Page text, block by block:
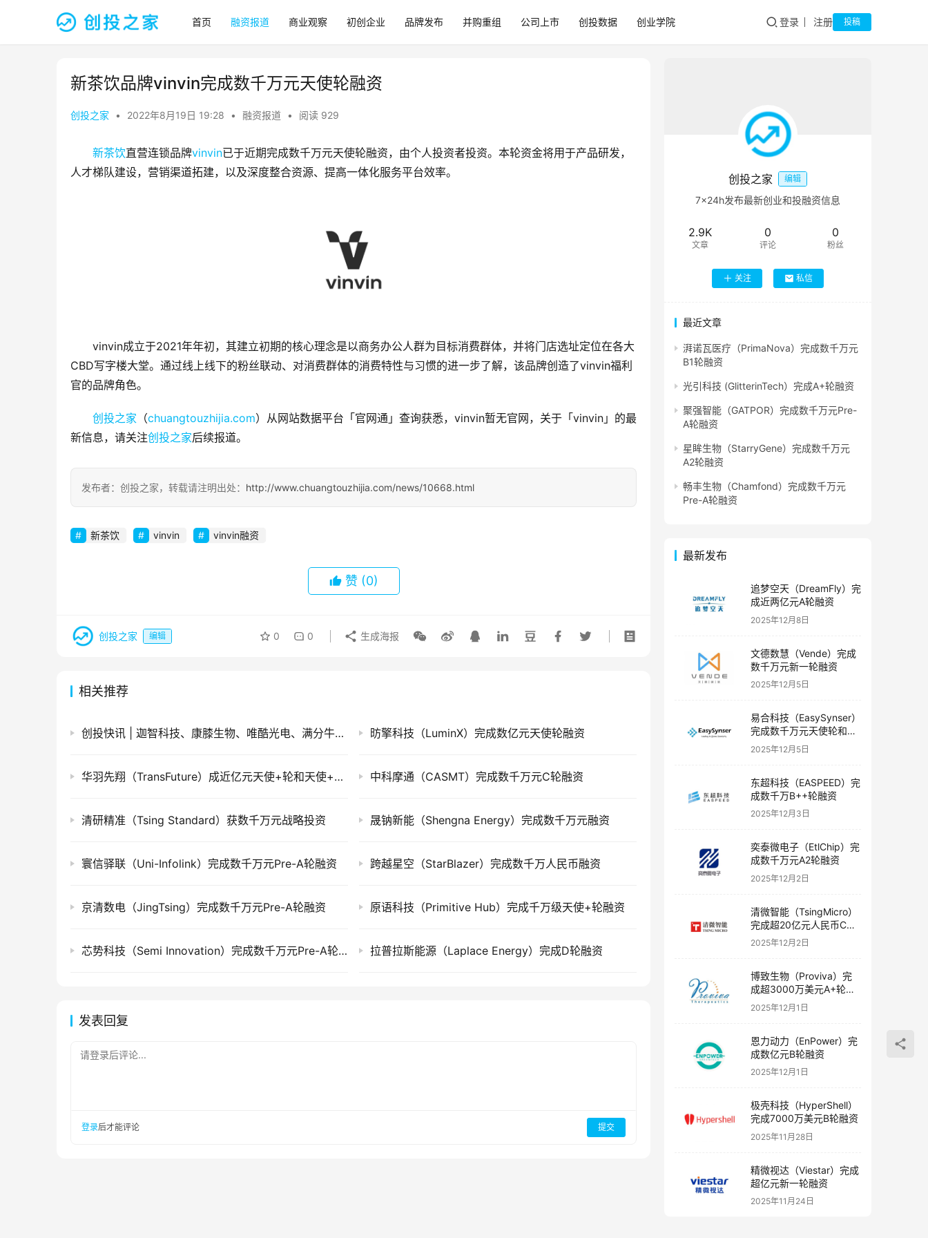
首页 融资报道 商业观察 初创企业 品牌发布 并购重组 公司上市 创投数据 创业学院 登录 注册 投稿
新茶饮品牌vinvin完成数千万元天使轮融资
创投之家 • 2022年8月19日 19:28 • 融资报道 • 阅读 929
新茶饮直营连锁品牌vinvin已于近期完成数千万元天使轮融资，由个人投资者投资。本轮资金将用于产品研发，
人才梯队建设，营销渠道拓建，以及深度整合资源、提高一体化服务平台效率。
vinvin成立于2021年年初，其建立初期的核心理念是以商务办公人群为目标消费群体，并将门店选址定位在各大
CBD写字楼大堂。通过线上线下的粉丝联动、对消费群体的消费特性与习惯的进一步了解，该品牌创造了vinvin福利
官的品牌角色。
创投之家 （chuangtouzhijia.com）从网站数据平台「官网通」查询获悉，vinvin暂无官网，关于「vinvin」的最
新信息，请关注创投之家后续报道。
发布者：创投之家，转载请注明出处： http://www.chuangtouzhijia.com/news/10668.html
新茶饮 vinvin vinvin融资
赞 (0)
创投之家 编辑 0 0 生成海报
相关推荐
创投快讯 | 迦智科技、​康膝生物、唯酷光电、满分牛牛、海苗生物等25家企业获得投资 昉擎科技（LuminX）完成数亿元天使轮融资
华羽先翔（TransFuture）成近亿元天使+轮和天使++轮融资 中科摩通（CASMT）完成数千万元C轮融资
清研精准（Tsing Standard）获数千万元战略投资 晟钠新能（Shengna Energy）完成数千万元融资
寰信驿联（Uni-Infolink）完成数千万元Pre-A轮融资 跨越星空（StarBlazer）完成数千万人民币融资
京清数电（JingTsing）完成数千万元Pre-A轮融资 原语科技（Primitive Hub）完成千万级天使+轮融资
芯势科技（Semi Innovation）完成数千万元Pre-A轮融资 拉普拉斯能源（Laplace Energy）完成D轮融资
发表回复
请登录后评论...
登录后才能评论 提交
创投之家 编辑
7×24h发布最新创业和投融资信息
2.9K
文章
0
评论
0
粉丝
关注 私信
最近文章
湃诺瓦医疗（PrimaNova）完成数千万元
B1轮融资
光引科技 (GlitterinTech）完成A+轮融资
聚强智能（GATPOR）完成数千万元Pre-
A轮融资
星眸生物（StarryGene）完成数千万元
A2轮融资
畅丰生物（Chamfond）完成数千万元
Pre-A轮融资
最新发布
追梦空天（DreamFly）完
成近两亿元A轮融资
2025年12月8日
文德数慧（Vende）完成
数千万元新一轮融资
2025年12月5日
易合科技（EasySynser）
完成数千万元天使轮和天
使+轮融资
2025年12月5日
东超科技（EASPEED）完
成数千万B++轮融资
2025年12月3日
奕泰微电子（EtlChip）完
成数千万元A2轮融资
2025年12月2日
清微智能（TsingMicro）
完成超20亿元人民币C轮
融资
2025年12月2日
博致生物（Proviva）完
成超3000万美元A+轮融
资
2025年12月1日
恩力动力（EnPower）完
成数亿元B轮融资
2025年12月1日
极壳科技（HyperShell）
完成7000万美元B轮融资
2025年11月28日
精微视达（Viestar）完成
超亿元新一轮融资
2025年11月24日